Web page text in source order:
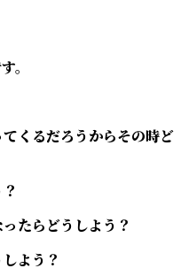
。
くるだろうからその時ど
たらどうしよう？
よう？